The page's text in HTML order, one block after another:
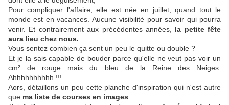
Pour compliquer l'affaire, elle est née en juillet, quand tout le
monde est en vacances. Aucune visibilité pour savoir qui pourra
venir. Et contrairement aux précédentes années, la petite fête
aura lieu chez nous.
Vous sentez combien ça sent un peu le quitte ou double ?
Et je la sais capable de bouder parce qu'elle ne veut pas voir un
cm² de rouge mais du bleu de la Reine des Neiges.
Ahhhhhhhhhh !!!
Aors, détaillons un peu cette planche d'inspiration qui n'est autre
que ma liste de courses en images